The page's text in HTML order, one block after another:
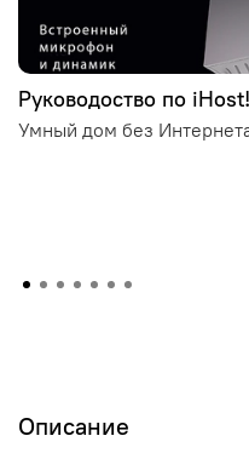
Руководоство по
Умный дом без
Описание